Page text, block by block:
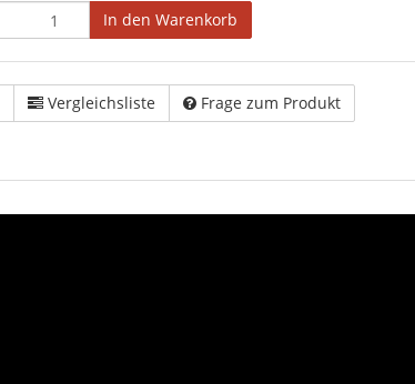
In den Warenkorb
Vergleichsliste Frage zum Produkt